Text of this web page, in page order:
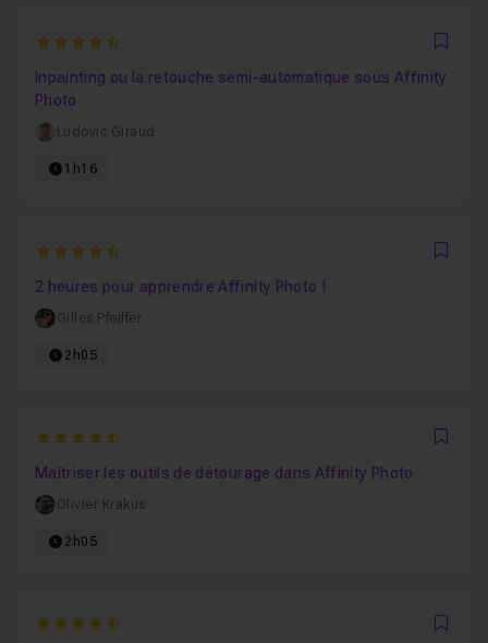
4.7272727272727
Inpainting ou la retouche semi-automatique sous Affinity
Photo
Ludovic Giraud
1h16
4.5217391304348
2 heures pour apprendre Affinity Photo !
Gilles Pfeiffer
2h05
4.7142857142857
Maîtriser les outils de détourage dans Affinity Photo
Olivier Krakus
2h05
4.6666666666667